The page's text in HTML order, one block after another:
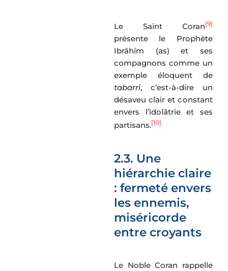
Le Saint Coran[9]
présente le Prophète
Ibrāhīm (as) et ses
compagnons comme un
exemple éloquent de
tabarrī, c’est-à-dire un
désaveu clair et constant
envers l’idolâtrie et ses
partisans.[10]
2.3. Une
hiérarchie claire
: fermeté envers
les ennemis,
miséricorde
entre croyants
Le Noble Coran rappelle